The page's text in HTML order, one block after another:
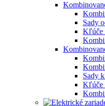
Sady
Kľúče
Sady
Kľúče